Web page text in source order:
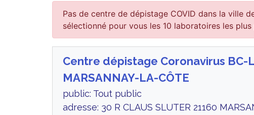
Pas de centre de dépistage COVID dans la ville
sélectionné pour vous les 10 laboratoires les plus
Centre dépistage Coronavirus BC-
MARSANNAY-LA-CÔTE
public: Tout public
adresse: 30 R CLAUS SLUTER 21160